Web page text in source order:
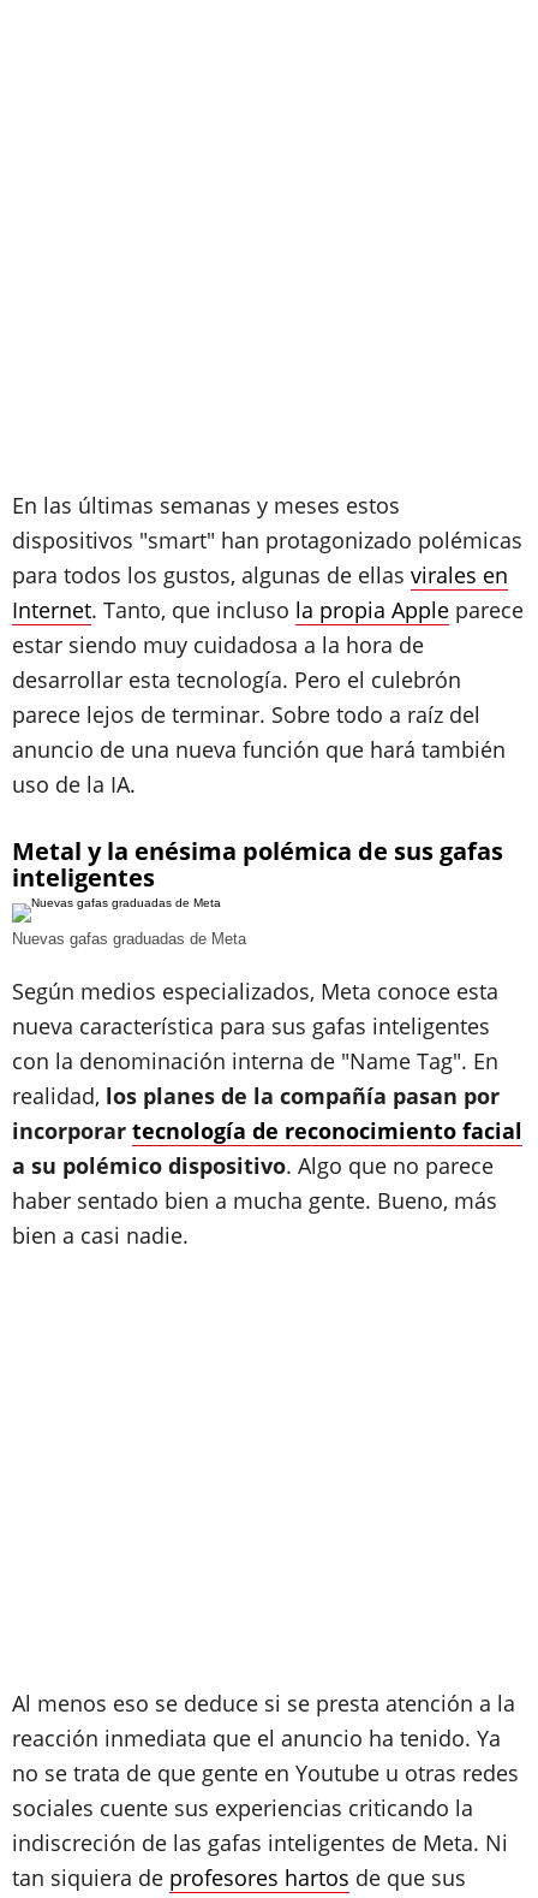
En las últimas semanas y meses estos
dispositivos "smart" han protagonizado polémicas
para todos los gustos, algunas de ellas virales en
Internet. Tanto, que incluso la propia Apple parece
estar siendo muy cuidadosa a la hora de
desarrollar esta tecnología. Pero el culebrón
parece lejos de terminar. Sobre todo a raíz del
anuncio de una nueva función que hará también
uso de la IA.
Metal y la enésima polémica de sus gafas
inteligentes
Nuevas gafas graduadas de Meta
Según medios especializados, Meta conoce esta
nueva característica para sus gafas inteligentes
con la denominación interna de "Name Tag". En
realidad, los planes de la compañía pasan por
incorporar tecnología de reconocimiento facial
a su polémico dispositivo. Algo que no parece
haber sentado bien a mucha gente. Bueno, más
bien a casi nadie.
Al menos eso se deduce si se presta atención a la
reacción inmediata que el anuncio ha tenido. Ya
no se trata de que gente en Youtube u otras redes
sociales cuente sus experiencias criticando la
indiscreción de las gafas inteligentes de Meta. Ni
tan siquiera de profesores hartos de que sus